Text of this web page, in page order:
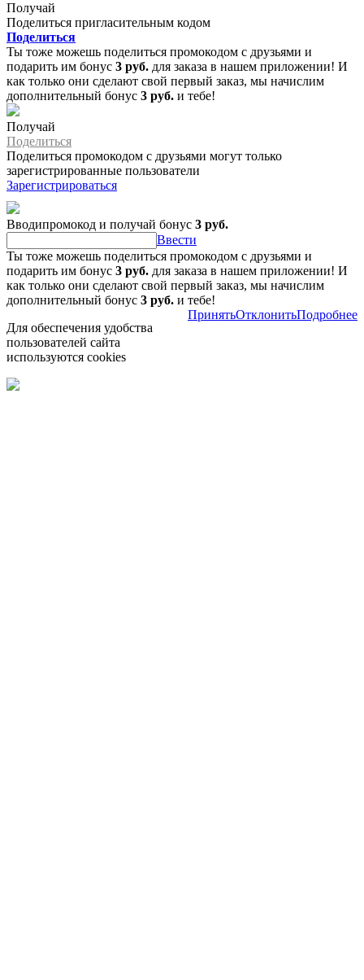
Получай
Поделиться пригласительным кодом
Поделиться
Ты тоже можешь поделиться промокодом с друзьями и
подарить им бонус 3 руб. для заказа в нашем приложении! И
как только они сделают свой первый заказ, мы начислим
дополнительный бонус 3 руб. и тебе!
Получай
Поделиться
Поделиться промокодом с друзьями могут только
зарегистрированные пользователи
Зарегистрироваться
Вводипромокод и получай бонус 3 руб.
Ввести
Ты тоже можешь поделиться промокодом с друзьями и
подарить им бонус 3 руб. для заказа в нашем приложении! И
как только они сделают свой первый заказ, мы начислим
дополнительный бонус 3 руб. и тебе!
Для обеспечения удобства
пользователей сайта
используются cookies
ПринятьОтклонитьПодробнее